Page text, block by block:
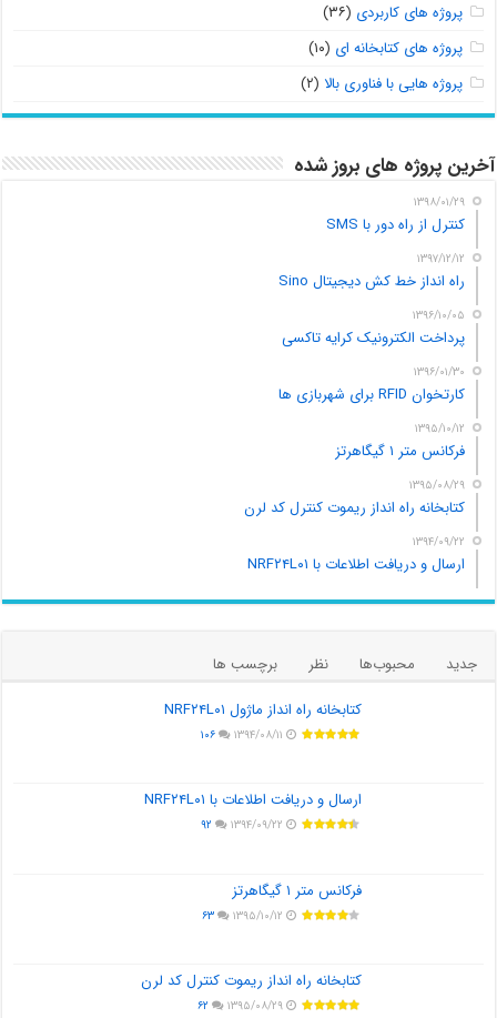
پروژه های کاربردی (۳۶)
پروژه های کتابخانه ای (۱۰)
پروژه هایی با فناوری بالا (۲)
آخرین پروژه های بروز شده
۱۳۹۸/۰۱/۲۹
کنترل از راه دور با SMS
۱۳۹۷/۱۲/۱۲
راه انداز خط کش دیجیتال Sino
۱۳۹۶/۱۰/۰۵
پرداخت الکترونیک کرایه تاکسی
۱۳۹۶/۰۱/۳۰
کارتخوان RFID برای شهربازی ها
۱۳۹۵/۱۰/۱۲
فرکانس متر ۱ گیگاهرتز
۱۳۹۵/۰۸/۲۹
کتابخانه راه انداز ریموت کنترل کد لرن
۱۳۹۴/۰۹/۲۲
ارسال و دریافت اطلاعات با NRF۲۴L۰۱
جدید محبوب‌ها نظر
برچسب ها
کتابخانه راه انداز ماژول NRF۲۴L۰۱
۱۳۹۴/۰۸/۱۱ ۱۰۶
ارسال و دریافت اطلاعات با NRF۲۴L۰۱
۱۳۹۴/۰۹/۲۲ ۹۲
فرکانس متر ۱ گیگاهرتز
۱۳۹۵/۱۰/۱۲ ۶۳
کتابخانه راه انداز ریموت کنترل کد لرن
۱۳۹۵/۰۸/۲۹ ۶۲